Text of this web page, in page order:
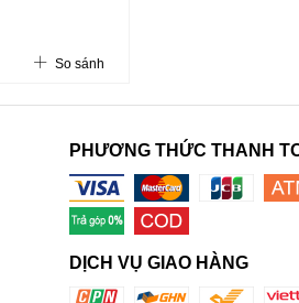
So sánh
PHƯƠNG THỨC THANH
DỊCH VỤ GIAO HÀNG